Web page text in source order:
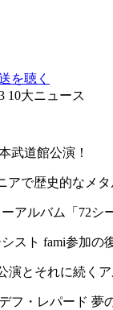
を聴く
10大ニュース
武道館公演！
アで歴史的なメ
アルバム「72
スト fami参加
演とそれに続く
フ・レパード 夢